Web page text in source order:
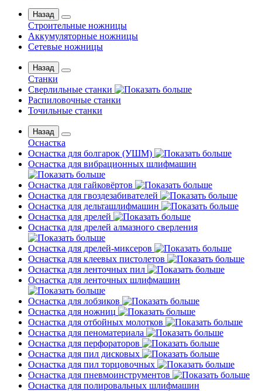
Назад
Строительные ножницы
Аккумуляторные ножницы
Сетевые ножницы
Назад
Станки
Сверлильные станки
Распиловочные станки
Точильные станки
Назад
Оснастка
Оснастка для болгарок (УШМ)
Оснастка для вибрационных шлифмашин
Оснастка для гайковёртов
Оснастка для гвоздезабивателей
Оснастка для дельташлифмашин
Оснастка для дрелей
Оснастка для дрелей алмазного сверления
Оснастка для дрелей-миксеров
Оснастка для клеевых пистолетов
Оснастка для ленточных пил
Оснастка для ленточных шлифмашин
Оснастка для лобзиков
Оснастка для ножниц
Оснастка для отбойных молотков
Оснастка для пеноматериала
Оснастка для перфораторов
Оснастка для пил дисковых
Оснастка для пил торцовочных
Оснастка для пневмоинструментов
Оснастка для полировальных шлифмашин